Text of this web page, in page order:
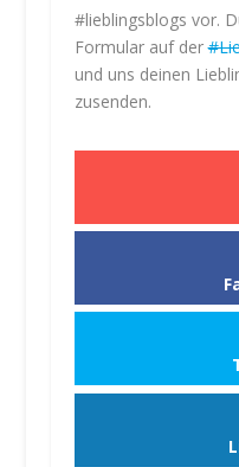
h
r
e
r
a
e
B
r
#lieblingsblogs vor.
Formular auf der
und uns deinen
zusenden.